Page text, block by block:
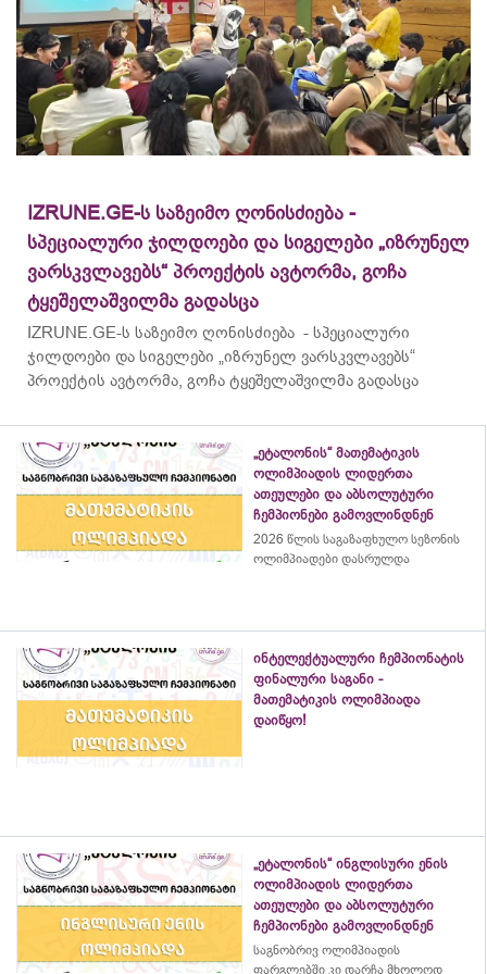
IZRUNE.GE-ს საზეიმო ღონისძიება -
სპეციალური ჯილდოები და სიგელები „იზრუნელ
ვარსკვლავებს“ პროექტის ავტორმა, გოჩა
ტყეშელაშვილმა გადასცა
IZRUNE.GE-ს საზეიმო ღონისძიება - სპეციალური
ჯილდოები და სიგელები „იზრუნელ ვარსკვლავებს“
პროექტის ავტორმა, გოჩა ტყეშელაშვილმა გადასცა
„ეტალონის“ მათემატიკის
ოლიმპიადის ლიდერთა
ათეულები და აბსოლუტური
ჩემპიონები გამოვლინდნენ
2026 წლის საგაზაფხულო სეზონის
ოლიმპიადები დასრულდა
ინტელექტუალური ჩემპიონატის
ფინალური საგანი -
მათემატიკის ოლიმპიადა
დაიწყო!
„ეტალონის“ ინგლისური ენის
ოლიმპიადის ლიდერთა
ათეულები და აბსოლუტური
ჩემპიონები გამოვლინდნენ
საგნობრივ ოლიმპიადის
ფარგლებში კი დარჩა მხოლოდ